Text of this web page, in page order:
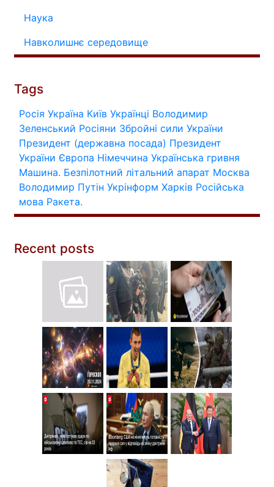
Наука
Навколишнє середовище
Tags
Росія Україна Київ Українці Володимир
Зеленський Росіяни Збройні сили України
Президент (державна посада) Президент
України Європа Німеччина Українська гривня
Машина. Безпілотний літальний апарат Москва
Володимир Путін Укрінформ Харків Російська
мова Ракета.
Recent posts